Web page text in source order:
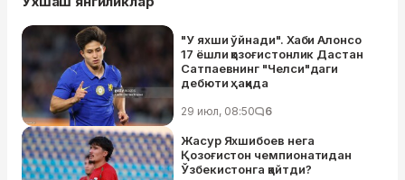
"У яхши ўйнади". Хаби Алонсо
17 ёшли қозоғистонлик Дастан
Сатпаевнинг "Челси"даги
дебюти ҳақида
29 июл, 08:50 6
Жасур Яхшибоев нега
Қозоғистон чемпионатидан
Ўзбекистонга қайтди?